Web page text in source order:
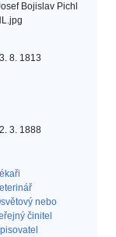
Bojislav Pichl
8. 1813
3. 1888
nebo
činitel‎